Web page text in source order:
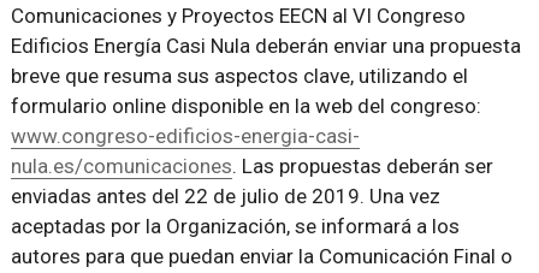
Comunicaciones y Proyectos EECN al VI Congreso
Edificios Energía Casi Nula deberán enviar una propuesta
breve que resuma sus aspectos clave, utilizando el
formulario online disponible en la web del congreso:
www.congreso-edificios-energia-casi-
nula.es/comunicaciones. Las propuestas deberán ser
enviadas antes del 22 de julio de 2019. Una vez
aceptadas por la Organización, se informará a los
autores para que puedan enviar la Comunicación Final o